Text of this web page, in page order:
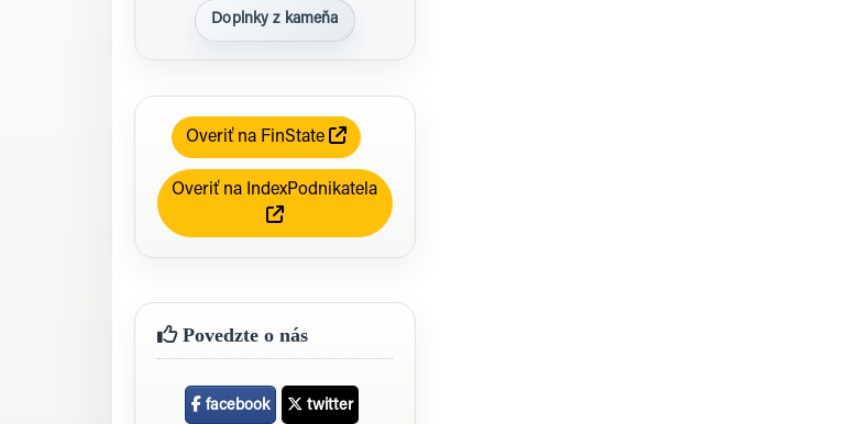
Doplnky z kameňa
Overiť na FinState
Overiť na IndexPodnikatela
Povedzte o nás
facebook twitter